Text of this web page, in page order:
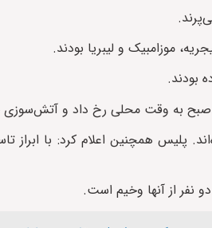
موزامبیک و لیبریا بودند.
بودند.